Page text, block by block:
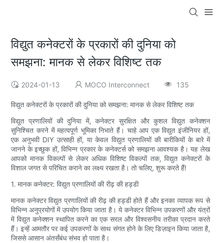
विद्युत कनेक्टरों के प्रकारों की दुनिया को
समझना: मानक से लेकर विशिष्ट तक
2024-01-13 MOCO Interconnect 135
विद्युत कनेक्टरों के प्रकारों की दुनिया को समझना: मानक से लेकर विशिष्ट तक
विद्युत प्रणालियों की दुनिया में, कनेक्टर सुरक्षित और कुशल विद्युत कनेक्शन
सुनिश्चित करने में महत्वपूर्ण भूमिका निभाते हैं। चाहे आप एक विद्युत इंजीनियर हों,
एक अनुभवी DIY उत्साही हों, या केवल विद्युत प्रणालियों की बारीकियों के बारे में
जानने के इच्छुक हों, विभिन्न प्रकार के कनेक्टर्स को समझना आवश्यक है। यह लेख
आपको मानक विकल्पों से लेकर अधिक विशिष्ट विकल्पों तक, विद्युत कनेक्टरों के
विशाल जगत से परिचित कराने का लक्ष्य रखता है। तो चलिए, शुरू करते हैं!
1. मानक कनेक्टर: विद्युत प्रणालियों की रीढ़ की हड्डी
मानक कनेक्टर विद्युत प्रणालियों की रीढ़ की हड्डी होते हैं और इनका व्यापक रूप से
विभिन्न अनुप्रयोगों में उपयोग किया जाता है। ये कनेक्टर विभिन्न उपकरणों और यंत्रों
में विद्युत कनेक्शन स्थापित करने का एक सरल और विश्वसनीय तरीका प्रदान करते
हैं। इन्हें आमतौर पर कई उपकरणों के साथ संगत होने के लिए डिज़ाइन किया जाता है,
जिससे आसान अंतर्संबंध संभव हो पाता है।